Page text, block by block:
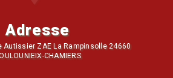
Adresse
Autissier ZAE La Rampinsolle 24660
CHAMIERS